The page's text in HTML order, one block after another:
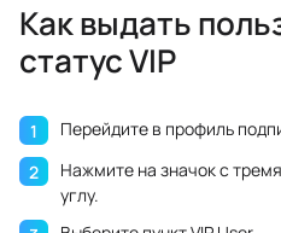
Как выдать
статус VIP
Перейдите в профиль
Нажмите на значок с
углу.